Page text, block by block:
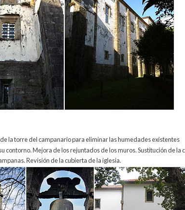
la torre del campanario para eliminar las humedades existentes
contorno. Mejora de los rejuntados de los muros. Sustitución de la
Revisión de la cubierta de la iglesia.